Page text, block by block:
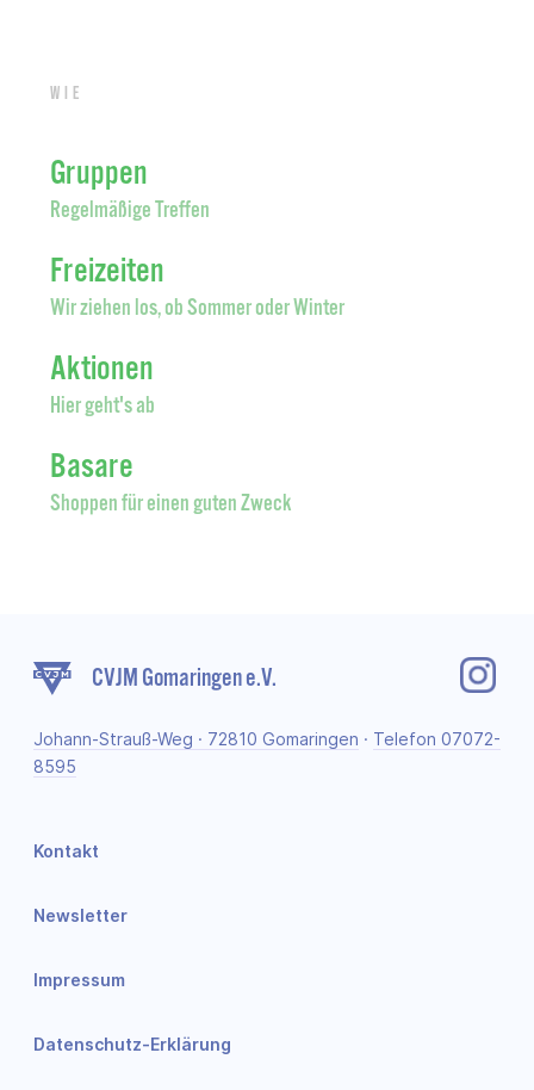
Wie
Gruppen
Regelmäßige Treffen
Freizeiten
Wir ziehen los, ob Sommer oder Winter
Aktionen
Hier geht's ab
Basare
Shoppen für einen guten Zweck
CVJM Gomaringen e.V.
Johann-Strauß-Weg · 72810 Gomaringen · Telefon 07072-
8595
Kontakt
Newsletter
Impressum
Datenschutz-Erklärung